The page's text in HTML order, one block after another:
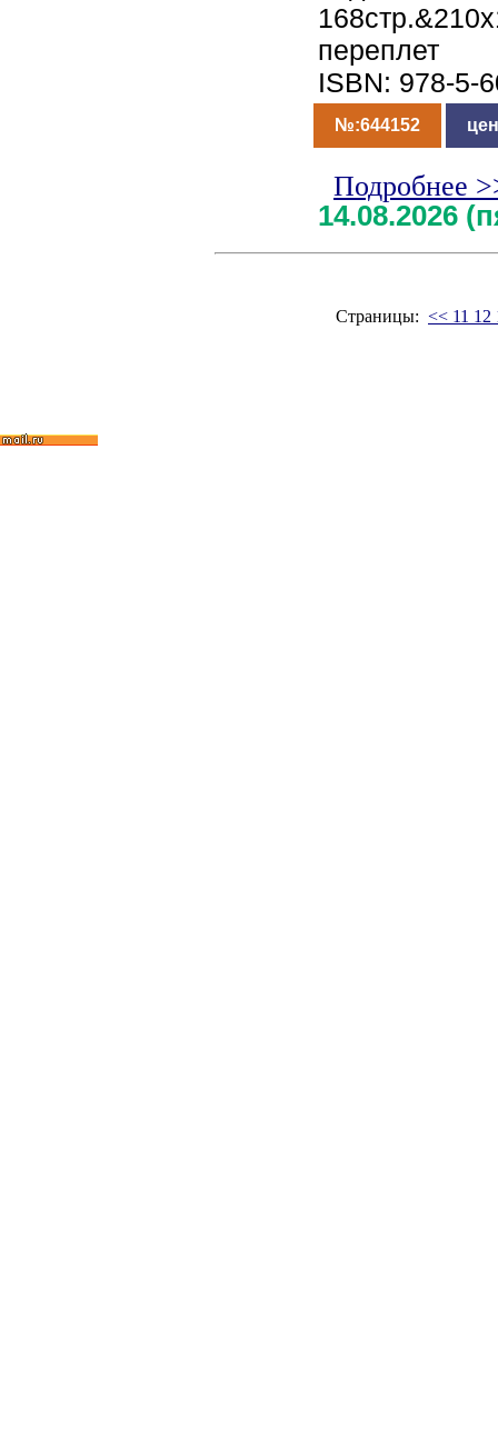
переплет
ISBN: 978-5-
№:644152
Подробнее
14.08.2026
Страницы: << 11 12